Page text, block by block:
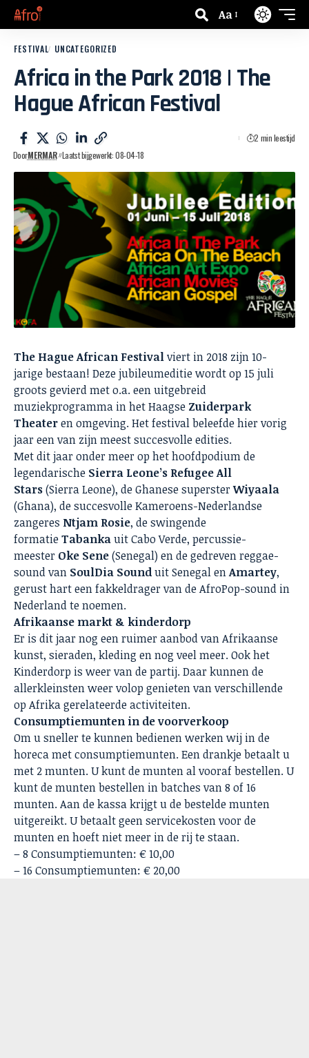
Aa
FESTIVAL UNCATEGORIZED
Africa in the Park 2018 | The
Hague African Festival
DoorMERMAR Laatst bijgewerkt: 08-04-18
2 min leestijd
The Hague African Festivalviert in 2018 zijn 10-
jarige bestaan! Deze jubileumeditie wordt op 15 juli
groots gevierd met o.a. een uitgebreid
muziekprogramma in het Haagse Zuiderpark
Theateren omgeving. Het festival beleefde hier vorig
jaar een van zijn meest succesvolle edities.
Met dit jaar onder meer op het hoofdpodium de
legendarische Sierra Leone’s Refugee All
Stars(Sierra Leone), de Ghanese supersterWiyaala
(Ghana), de succesvolle Kameroens-Nederlandse
zangeres Ntjam Rosie, de swingende
formatieTabankauit Cabo Verde, percussie-
meester Oke Sene(Senegal) en de gedreven reggae-
sound van SoulDia Sounduit Senegal enAmartey,
gerust hart een fakkeldrager van de AfroPop-sound in
Nederland te noemen.
Afrikaanse markt & kinderdorp
Er is dit jaar nog een ruimer aanbod van Afrikaanse
kunst, sieraden, kleding en nog veel meer. Ook het
Kinderdorp is weer van de partij. Daar kunnen de
allerkleinsten weer volop genieten van verschillende
op Afrika gerelateerde activiteiten.
Consumptiemunten in de voorverkoop
Om u sneller te kunnen bedienen werken wij in de
horeca met consumptiemunten. Een drankje betaalt u
met 2 munten. U kunt de munten al vooraf bestellen. U
kunt de munten bestellen in batches van 8 of 16
munten. Aan de kassa krijgt u de bestelde munten
uitgereikt. U betaalt geen servicekosten voor de
munten en hoeft niet meer in de rij te staan.
– 8 Consumptiemunten: € 10,00
– 16 Consumptiemunten: € 20,00